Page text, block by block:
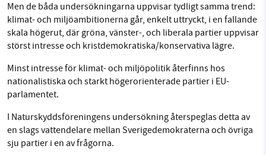
Men de båda undersökningarna uppvisar tydligt samma trend:
klimat- och miljöambitionerna går, enkelt uttryckt, i en fallande
skala högerut, där gröna, vänster-, och liberala partier uppvisar
störst intresse och kristdemokratiska/konservativa lägre.
Minst intresse för klimat- och miljöpolitik återfinns hos
nationalistiska och starkt högerorienterade partier i EU-
parlamentet.
I Naturskyddsföreningens undersökning återspeglas detta av
en slags vattendelare mellan Sverigedemokraterna och övriga
sju partier i en av frågorna.